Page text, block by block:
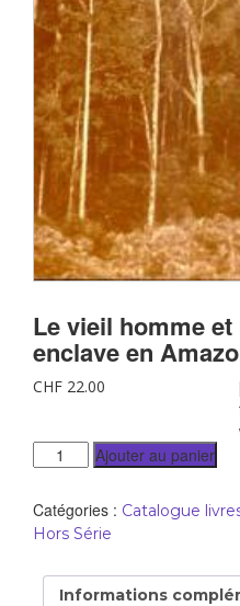
Le vieil homme
enclave en
CHF 22.00
Ajouter au panier
Catégories : Catalogue
Hors Série
Informations